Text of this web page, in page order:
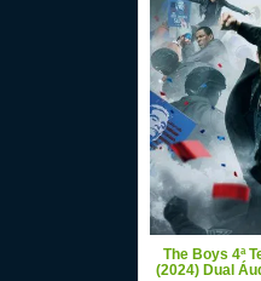
The Boys 4ª
(2024) Dual